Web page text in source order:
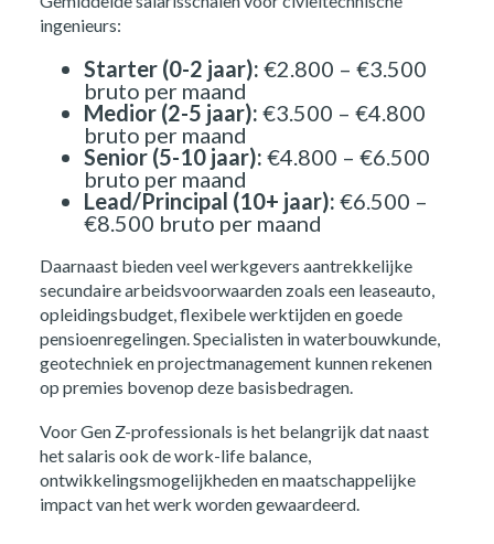
Opdrachtgevers
ingenieurs:
Starter (0-2 jaar): €2.800 – €3.500
bruto per maand
Medior (2-5 jaar): €3.500 – €4.800
bruto per maand
Senior (5-10 jaar): €4.800 – €6.500
bruto per maand
Lead/Principal (10+ jaar): €6.500 –
€8.500 bruto per maand
Daarnaast bieden veel werkgevers aantrekkelijke
secundaire arbeidsvoorwaarden zoals een leaseauto,
opleidingsbudget, flexibele werktijden en goede
pensioenregelingen. Specialisten in waterbouwkunde,
geotechniek en projectmanagement kunnen rekenen
op premies bovenop deze basisbedragen.
Voor Gen Z-professionals is het belangrijk dat naast
het salaris ook de work-life balance,
ontwikkelingsmogelijkheden en maatschappelijke
impact van het werk worden gewaardeerd.